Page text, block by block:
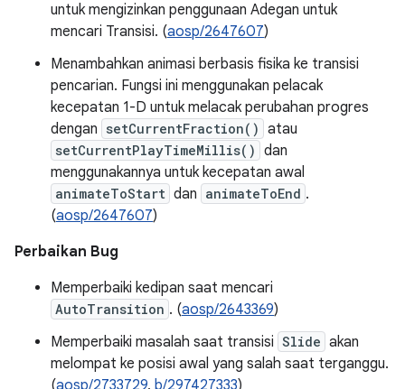
untuk mengizinkan penggunaan Adegan untuk
mencari Transisi. (aosp/2647607)
Menambahkan animasi berbasis fisika ke transisi
pencarian. Fungsi ini menggunakan pelacak
kecepatan 1-D untuk melacak perubahan progres
dengan setCurrentFraction() atau
setCurrentPlayTimeMillis() dan
menggunakannya untuk kecepatan awal
animateToStart dan animateToEnd .
(aosp/2647607)
Perbaikan Bug
Memperbaiki kedipan saat mencari
AutoTransition . (aosp/2643369)
Memperbaiki masalah saat transisi Slide akan
melompat ke posisi awal yang salah saat terganggu.
(aosp/2733729, b/297427333)